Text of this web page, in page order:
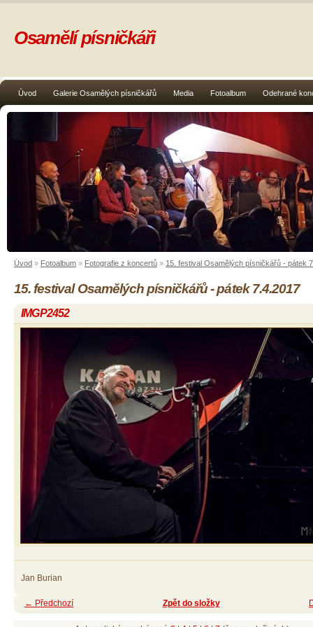
Úvod Galerie Osamělých písničkářů Media Fotoalbum Odehrané
Osamělí písničkáři
Úvod » Fotoalbum » Fotografie z koncertů » 15. festival Osamělých písničkářů - pátek
15. festival Osamělých písničkářů - pátek 7.4.2017
IMGP2452
Jan Burian
← Předchozí Zpět do složky